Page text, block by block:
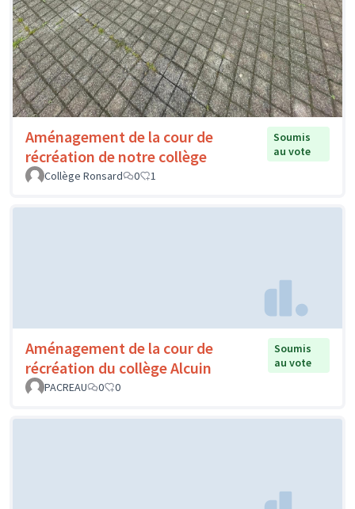
Aménagement de la cour de
récréation de notre collège
Soumis
au vote
Collège Ronsard
0 1
Aménagement de la cour de
récréation du collège Alcuin
Soumis
au vote
PACREAU
0 0